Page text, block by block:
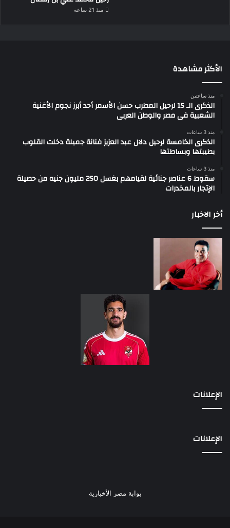
منذ 21 ساعة
الأكثر مشاهدة
منذ ساعتين
الذكرى الـ 15 لرحيل المطرب حسن الأسمر أحد أبرز نجوم الأغنية
الشعبية فى مصر والوطن العربى
منذ 3 ساعات
الذكرى الخامسة لرحيل دلال عبد العزيز فنانة جميلة دخلت القلوب
بطيبتها وبساطتها
منذ 3 ساعات
سقوط 6 عناصر جنائية لقيامهم بغسل 250 مليون جنيه من حصيلة
الإتجار بالمخدرات
أخر الاخبار
الإعلانات
الإعلانات
بوابة مصر الأخبارية